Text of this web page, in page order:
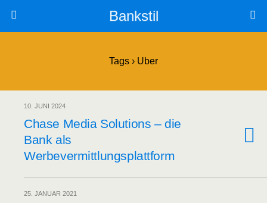
Bankstil
Tags › Uber
10. JUNI 2024
Cha­se Media Solu­ti­ons – die
Bank als
Werbevermittlungsplattform
25. JANUAR 2021